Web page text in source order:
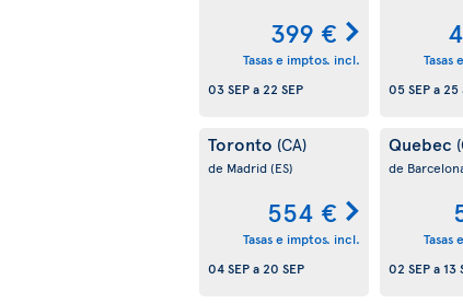
399 €
Tasas e imptos. incl.
03 SEPa22 SEP
Tasas
05 SEPa25
Toronto (CA)
de Madrid(ES)
554 €
Tasas e imptos. incl.
04 SEPa20 SEP
Quebec
de
Tasas
02 SEPa 13